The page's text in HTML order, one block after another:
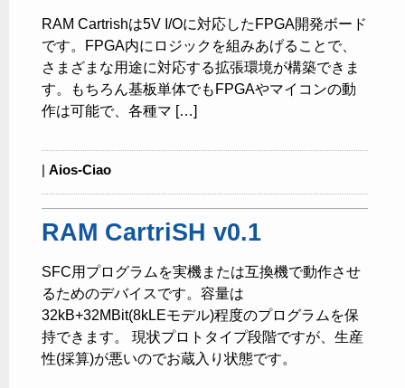
RAM Cartrishは5V I/Oに対応したFPGA開発ボード
です。FPGA内にロジックを組みあげることで、
さまざまな用途に対応する拡張環境が構築できま
す。もちろん基板単体でもFPGAやマイコンの動
作は可能で、各種マ […]
| Aios-Ciao
RAM CartriSH v0.1
SFC用プログラムを実機または互換機で動作させ
るためのデバイスです。容量は
32kB+32MBit(8kLEモデル)程度のプログラムを保
持できます。 現状プロトタイプ段階ですが、生産
性(採算)が悪いのでお蔵入り状態です。